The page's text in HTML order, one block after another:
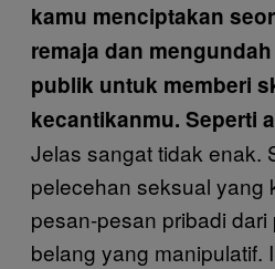
kamu menciptakan
remaja dan
publik untuk memberi
kecantikanmu. Seperti
Jelas sangat tidak enak.
pelecehan seksual yang
pesan-pesan pribadi dari
belang yang manipulatif.